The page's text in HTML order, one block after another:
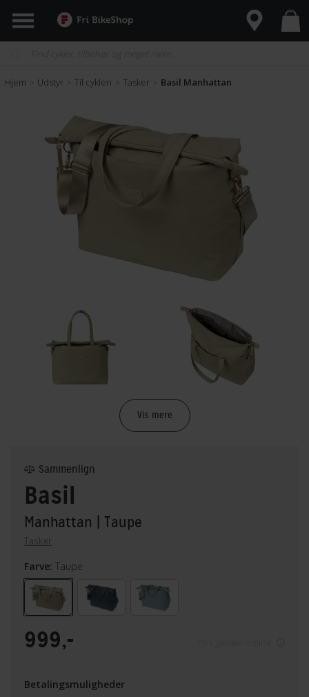
Hjem > Udstyr > Til cyklen > Tasker > Basil Manhattan
Vis mere
Basil
Manhattan | Taupe
Tasker
Sammenlign
Farve: Taupe
999,-
Betalingsmuligheder